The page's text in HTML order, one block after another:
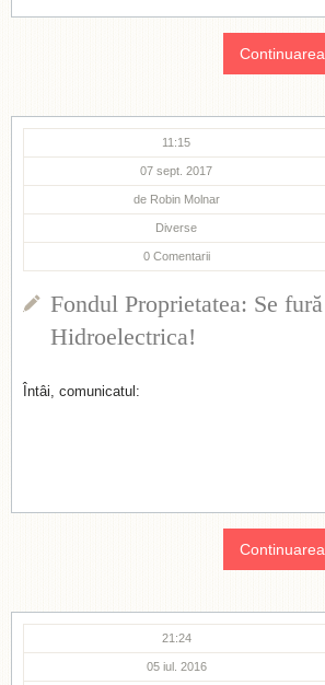
Continuarea
11:15
07 sept. 2017
de Robin Molnar
Diverse
0 Comentarii
Fondul Proprietatea: Se fură
Hidroelectrica!
Întâi, comunicatul:
Continuarea
21:24
05 iul. 2016